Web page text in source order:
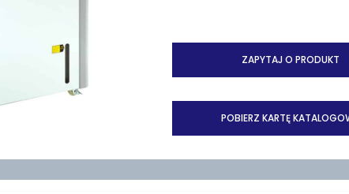
ZAPYTAJ O PRODUKT
POBIERZ KARTĘ